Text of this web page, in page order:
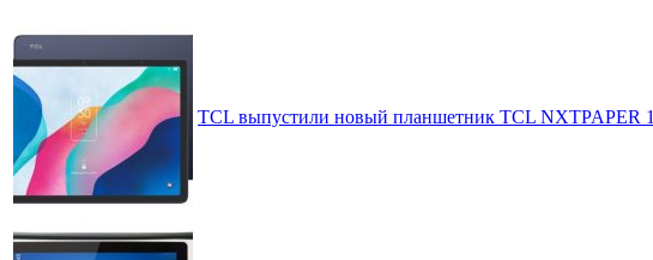
TCL выпустили новый планшетник TCL NXTPAPER